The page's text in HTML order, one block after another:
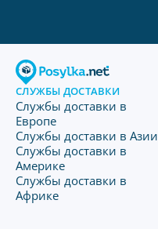
СЛУЖБЫ ДОСТАВКИ
Службы доставки в
Европе
Службы доставки в Азии
Службы доставки в
Америке
Службы доставки в
Африке